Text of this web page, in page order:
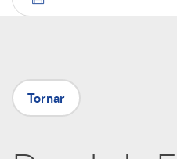
C
o
m
Tornar